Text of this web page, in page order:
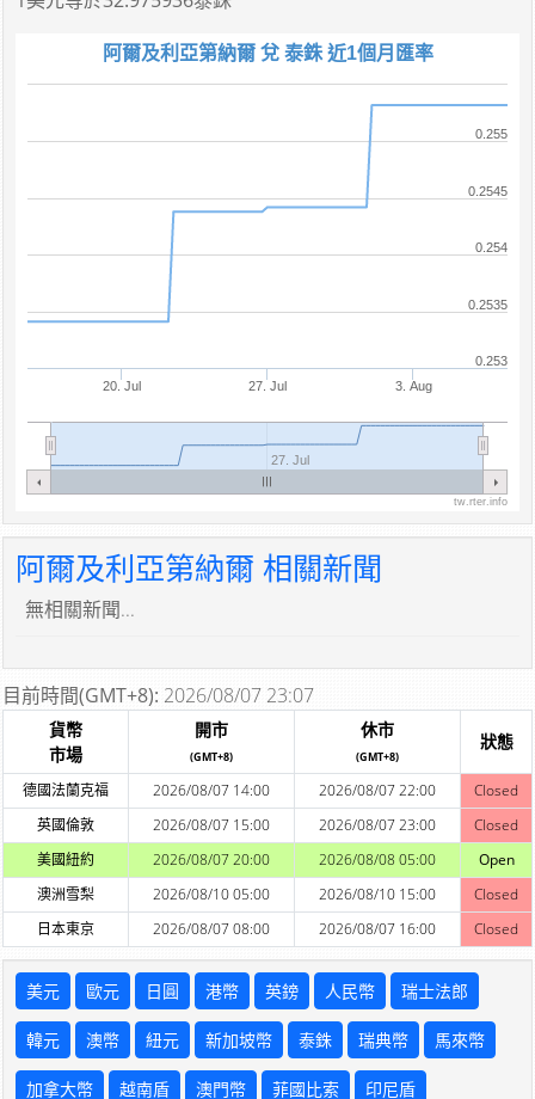
阿爾及利亞第納爾 兌 泰銖 近1個月匯率
20. Jul 27. Jul 3. Aug
27. Jul
0.253
0.2535
0.254
0.2545
0.255
tw.rter.info
阿爾及利亞第納爾 相關新聞
無相關新聞...
目前時間(GMT+8): 2026/08/07 23:07
貨幣
市場
開市
(GMT+8)
休市
(GMT+8)
狀態
德國法蘭克福 2026/08/07 14:00 2026/08/07 22:00
Closed
英國倫敦
2026/08/07 15:00 2026/08/07 23:00
Closed
美國紐約
2026/08/07 20:00 2026/08/08 05:00
Open
澳洲雪梨
2026/08/10 05:00 2026/08/10 15:00
Closed
日本東京
2026/08/07 08:00 2026/08/07 16:00 Closed
美元 歐元 日圓 港幣 英鎊 人民幣 瑞士法郎
韓元 澳幣 紐元 新加坡幣 泰銖 瑞典幣 馬來幣
加拿大幣 越南盾 澳門幣 菲國比索 印尼盾